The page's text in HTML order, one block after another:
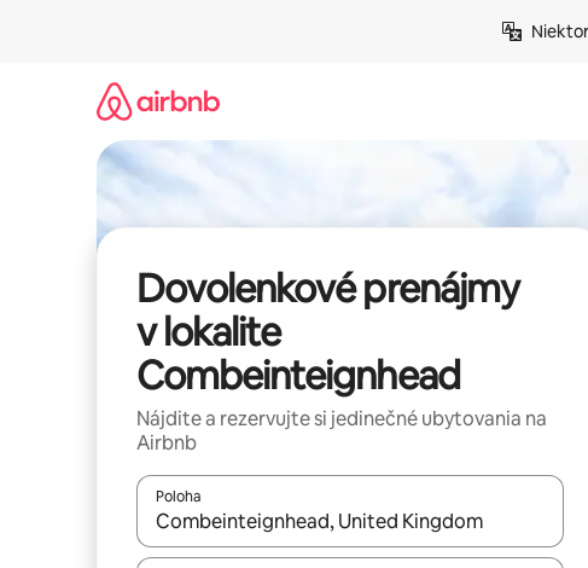
Dovolenkové prenájmy
v lokalite
Combeinteignhead
Nájdite a rezervujte si jedinečné ubytovania na
Airbnb
Poloha
Keď budú výsledky k dispozícii, môžete si ich